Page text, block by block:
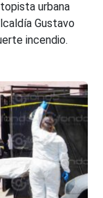
urbana
Gustavo
incendio.